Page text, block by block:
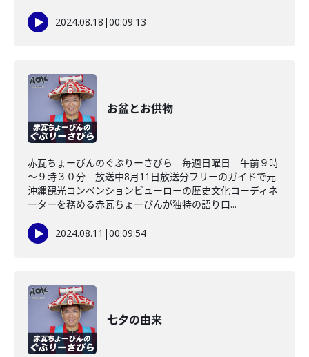
2024.08.18 |00:09:13
お盆とお供物
赤瓦ちょーびんのぐぶりーさびら 毎週日曜日 午前９時
～９時３０分 放送中8月11日放送分フリーのガイドで元
沖縄観光コンベンションビューローの歴史文化コーディネ
ーターを務める赤瓦ちょーびんが独特の語り口...
2024.08.11 |00:09:54
七夕の由来